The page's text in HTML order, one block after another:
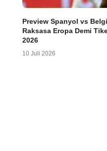
Preview Spanyol vs
Raksasa Eropa Demi
2026
10 Juli 2026